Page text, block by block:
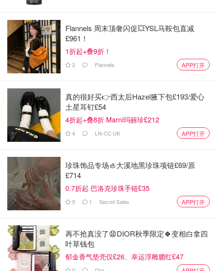
尽管如此，如果按每片价格来比较，这些面包与玛莎百货的
“水晶面包”相比，仍然相对划算。
Flannels 周末顶奢闪促💥YSL马鞍包直减
£961！
1折起+叠9折！
2 Flannels APP打开
真的很好买👉西太后Hazel腋下包£193/爱心
土星耳钉£54
4折起+叠8折 Marni玛丽珍£212
4 LN-CC UK APP打开
珍珠饰品专场🦪大溪地黑珍珠项链£69/原
£714
0.7折起 巴洛克珍珠手链£35
5 1 Secret Sales APP打开
再不抢真没了😧DIOR秋季限定🍀变相白拿四
叶草钱包
郁金香气垫壳仅£26、幸运浮雕腮红£47